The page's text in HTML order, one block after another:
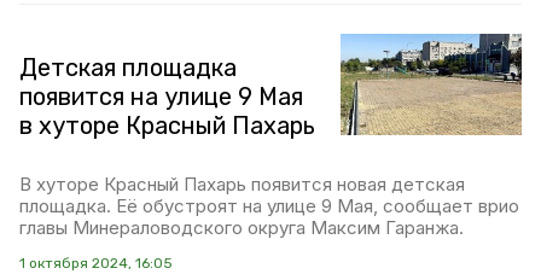
Детская площадка
появится на улице 9 Мая
в хуторе Красный Пахарь
В хуторе Красный Пахарь появится новая детская
площадка. Её обустроят на улице 9 Мая, сообщает врио
главы Минераловодского округа Максим Гаранжа.
1 октября 2024, 16:05